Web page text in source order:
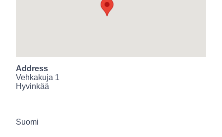
Address
Vehkakuja 1
Hyvinkää
Suomi